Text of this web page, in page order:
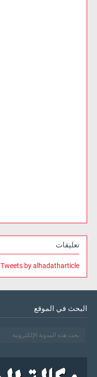
تعليقات
Tweets by alhadatharticle
البحث في الموقع